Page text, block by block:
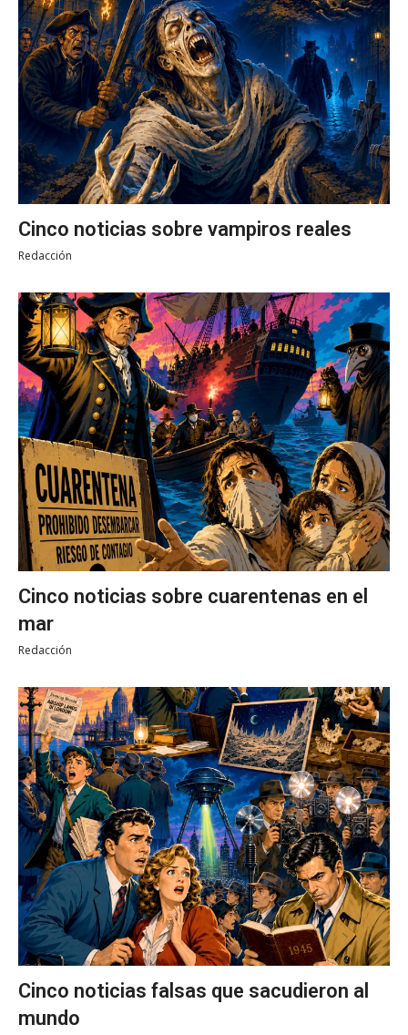
Cinco noticias sobre vampiros reales
Redacción
Cinco noticias sobre cuarentenas en el
mar
Redacción
Cinco noticias falsas que sacudieron al
mundo